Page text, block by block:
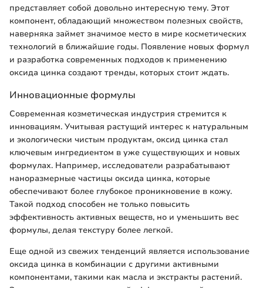
представляет собой довольно интересную тему. Этот
компонент, обладающий множеством полезных свойств,
наверняка займет значимое место в мире косметических
технологий в ближайшие годы. Появление новых формул
и разработка современных подходов к применению
оксида цинка создают тренды, которых стоит ждать.
Инновационные формулы
Современная козметическая индустрия стремится к
инновациям. Учитывая растущий интерес к натуральным
и экологически чистым продуктам, оксид цинка стал
ключевым ингредиентом в уже существующих и новых
формулах. Например, исследователи разрабатывают
наноразмерные частицы оксида цинка, которые
обеспечивают более глубокое проникновение в кожу.
Такой подход способен не только повысить
эффективность активных веществ, но и уменьшить вес
формулы, делая текстуру более легкой.
Еще одной из свежих тенденций является использование
оксида цинка в комбинации с другими активными
компонентами, такими как масла и экстракты растений.